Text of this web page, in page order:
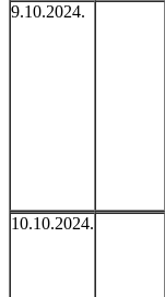
9.10.2024.
10.10.2024.